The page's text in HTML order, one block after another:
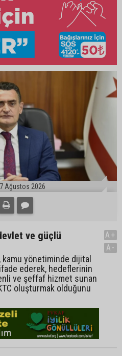
Ağustos 2026
ve güçlü
kamu yönetiminde dijital
ifade ederek, hedeflerinin
ve şeffaf hizmet sunan
oluşturmak olduğunu
A+
A-